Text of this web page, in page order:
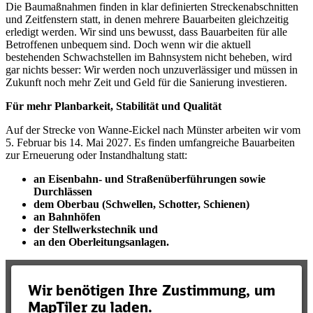
Die Baumaßnahmen finden in klar definierten Streckenabschnitten
und Zeitfenstern statt, in denen mehrere Bauarbeiten gleichzeitig
erledigt werden. Wir sind uns bewusst, dass Bauarbeiten für alle
Betroffenen unbequem sind. Doch wenn wir die aktuell
bestehenden Schwachstellen im Bahnsystem nicht beheben, wird
gar nichts besser: Wir werden noch unzuverlässiger und müssen in
Zukunft noch mehr Zeit und Geld für die Sanierung investieren.
Für mehr Planbarkeit, Stabilität und Qualität
Auf der Strecke von Wanne-Eickel nach Münster arbeiten wir vom
5. Februar bis 14. Mai 2027. Es finden umfangreiche Bauarbeiten
zur Erneuerung oder Instandhaltung statt:
an Eisenbahn- und Straßenüberführungen sowie
Durchlässen
dem Oberbau (Schwellen, Schotter, Schienen)
an Bahnhöfen
der Stellwerkstechnik und
an den Oberleitungsanlagen.